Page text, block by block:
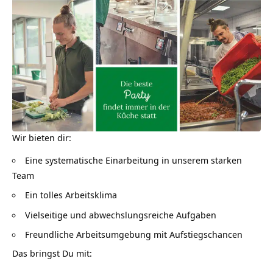
Wir bieten dir:
Eine systematische Einarbeitung in unserem starken
Team
Ein tolles Arbeitsklima
Vielseitige und abwechslungsreiche Aufgaben
Freundliche Arbeitsumgebung mit Aufstiegschancen
Das bringst Du mit: